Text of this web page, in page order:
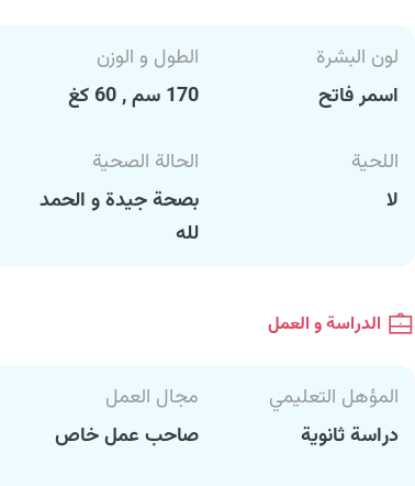
لون البشرة
اسمر فاتح
الطول و الوزن
170 سم , 60 كغ
اللحية
لا
الحالة الصحية
بصحة جيدة و الحمد
لله
الدراسة و العمل
المؤهل التعليمي
دراسة ثانوية
مجال العمل
صاحب عمل خاص